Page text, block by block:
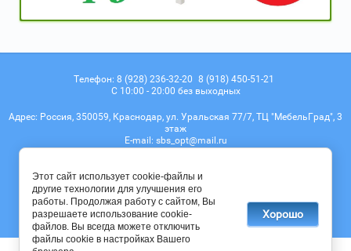
Телефон: 8 (928) 236-32-20 8 (918) 450-51-21
С 10:00 - 20:00 без выходных
Адрес: Россия, 350059, Краснодар, ул. Уральская 77/7, ТЦ "МебельГрад", 3
этаж
Е-mail: sbs_opt@mail.ru
© 2017 - 2026
Этот сайт использует cookie-файлы и
другие технологии для улучшения его
работы. Продолжая работу с сайтом, Вы
разрешаете использование cookie-
файлов. Вы всегда можете отключить
файлы cookie в настройках Вашего
Хорошо